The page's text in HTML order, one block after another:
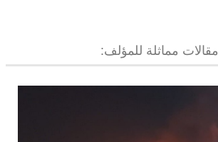
مقالات مماثلة للمؤلف: